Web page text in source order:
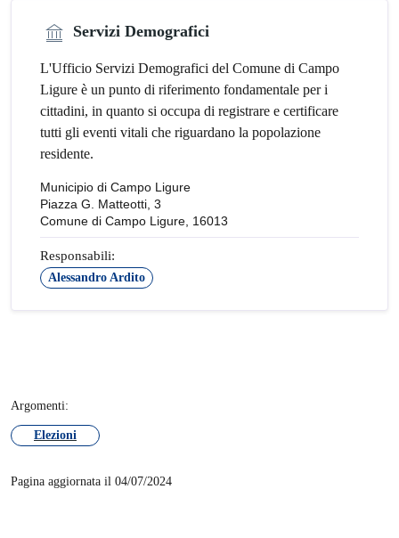
Servizi Demografici
L'Ufficio Servizi Demografici del Comune di Campo
Ligure è un punto di riferimento fondamentale per i
cittadini, in quanto si occupa di registrare e certificare
tutti gli eventi vitali che riguardano la popolazione
residente.
Municipio di Campo Ligure
Piazza G. Matteotti, 3
Comune di Campo Ligure, 16013
Responsabili:
Alessandro Ardito
Argomenti:
Elezioni
Pagina aggiornata il 04/07/2024